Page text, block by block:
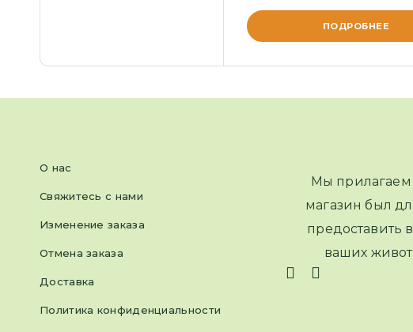
ПОДРОБНЕЕ
О нас
Свяжитесь с нами
Изменение заказа
Отмена заказа
Доставка
Политика конфиденциальности
Мы прилагаем
магазин был
предоставить
ваших